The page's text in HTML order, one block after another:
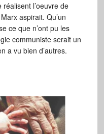
l’oeuvre de
aspirait. Qu’un
ce que n’ont pu les
communiste serait un
a vu bien d’autres.